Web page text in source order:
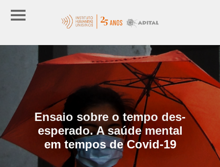
Ensaio sobre o tempo des-
esperado. A saúde mental
em tempos de Covid-19